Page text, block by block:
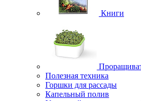
Книги
Полезная техника
Горшки для рассады
Капельный полив